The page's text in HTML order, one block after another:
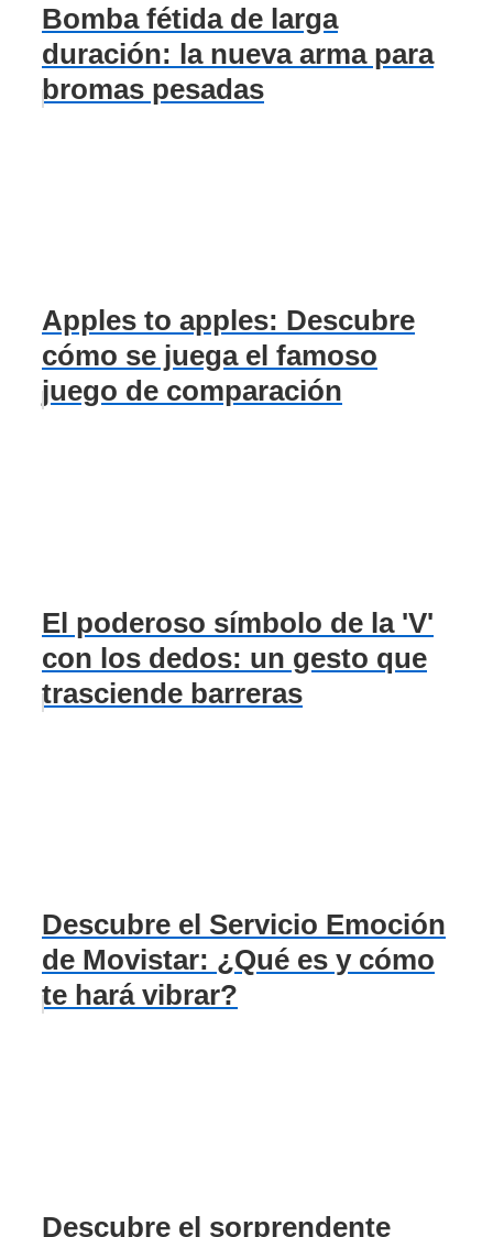
Bomba fétida de larga
duración: la nueva arma para
bromas pesadas
Apples to apples: Descubre
cómo se juega el famoso
juego de comparación
El poderoso símbolo de la 'V'
con los dedos: un gesto que
trasciende barreras
Descubre el Servicio Emoción
de Movistar: ¿Qué es y cómo
te hará vibrar?
Descubre el sorprendente